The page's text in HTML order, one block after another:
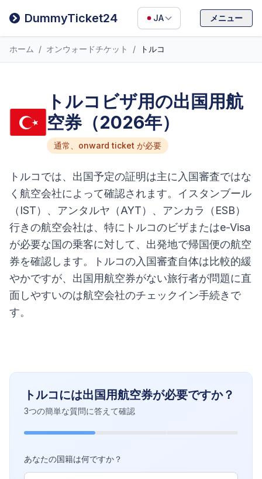
DummyTicket24 JA
Filipino
Deutsch
Español
メニュー
ホーム / オンウォードチケット / トルコ
トルコビザ用の出国用航
空券（2026年）
通常、onward ticket が必要
トルコでは、出国予定の証明は主に入国審査ではな
く航空会社によって確認されます。イスタンブール
（IST）、アンタルヤ（AYT）、アンカラ（ESB）
行きの航空会社は、特にトルコのビザまたはe-Visa
が必要な国の乗客に対して、出発地で帰国便の航空
券を確認します。トルコの入国審査自体は比較的緩
やかですが、出国用航空券がない旅行者が問題に直
面しやすいのは航空会社のチェックイン手続きで
す。
トルコには出国用航空券が必要ですか？
3つの簡単な質問に答えて確認
あなたの国籍は何ですか？